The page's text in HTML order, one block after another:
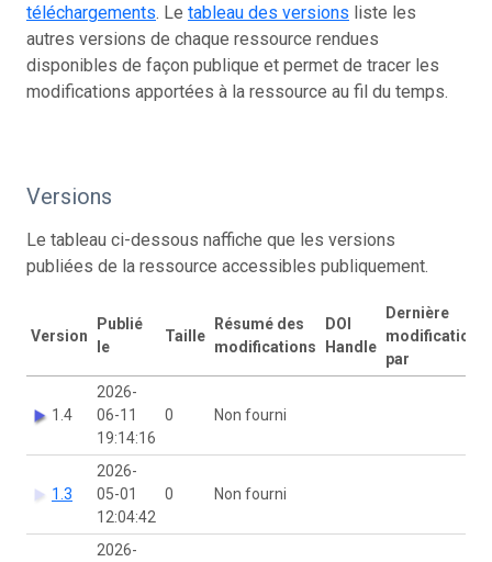
téléchargements. Le tableau des versions liste les
autres versions de chaque ressource rendues
disponibles de façon publique et permet de tracer les
modifications apportées à la ressource au fil du temps.
Versions
Le tableau ci-dessous naffiche que les versions
publiées de la ressource accessibles publiquement.
Version
Publié
le
Taille
Résumé des
modifications
DOI
Handle
Dernière
modification
par
1.4
2026-
06-11
19:14:16
0 Non fourni
1.3
2026-
05-01
12:04:42
0 Non fourni
2026-